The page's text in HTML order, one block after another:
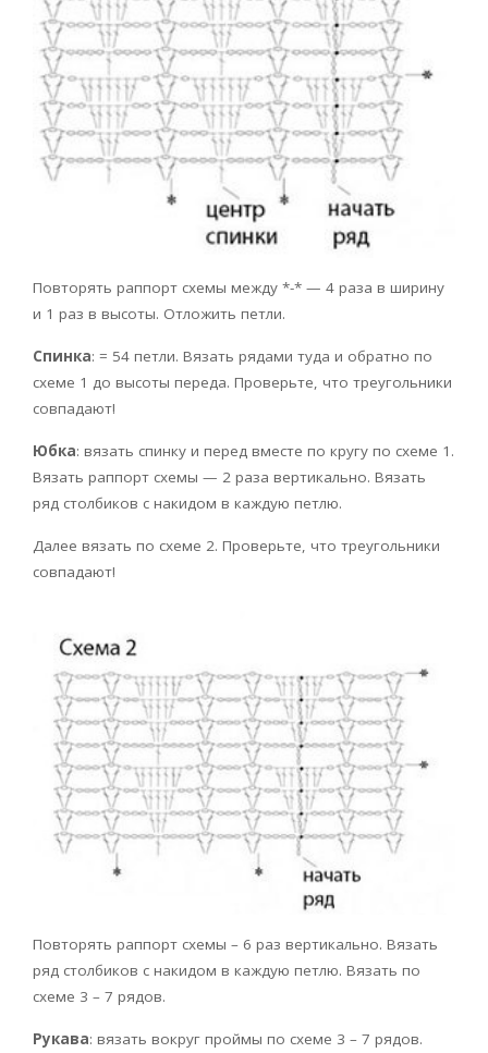
Повторять раппорт схемы между *-* — 4 раза в ширину
и 1 раз в высоты. Отложить петли.
Спинка: = 54 петли. Вязать рядами туда и обратно по
схеме 1 до высоты переда. Проверьте, что треугольники
совпадают!
Юбка: вязать спинку и перед вместе по кругу по схеме 1.
Вязать раппорт схемы — 2 раза вертикально. Вязать
ряд столбиков с накидом в каждую петлю.
Далее вязать по схеме 2. Проверьте, что треугольники
совпадают!
Повторять раппорт схемы – 6 раз вертикально. Вязать
ряд столбиков с накидом в каждую петлю. Вязать по
схеме 3 – 7 рядов.
Рукава: вязать вокруг проймы по схеме 3 – 7 рядов.